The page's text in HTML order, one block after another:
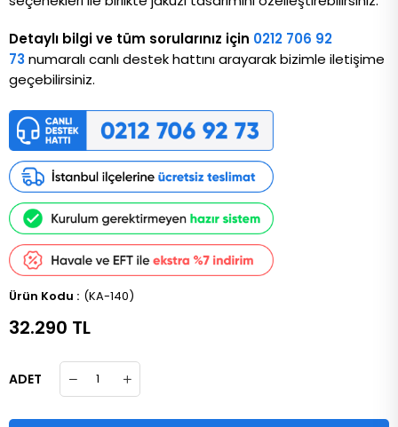
Detaylı bilgi ve tüm sorularınız için 0212 706 92
73 numaralı canlı destek hattını arayarak bizimle iletişime
geçebilirsiniz.
(KA-140)
32.290 TL
ADET